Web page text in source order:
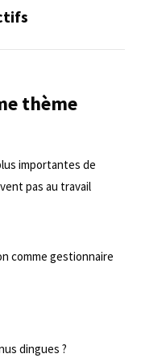
thème
importantes de
pas au travail
comme gestionnaire
dingues ?